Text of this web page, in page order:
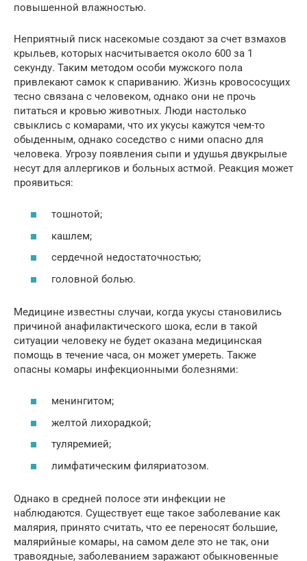
повышенной влажностью.
Неприятный писк насекомые создают за счет взмахов
крыльев, которых насчитывается около 600 за 1
секунду. Таким методом особи мужского пола
привлекают самок к спариванию. Жизнь кровососущих
тесно связана с человеком, однако они не прочь
питаться и кровью животных. Люди настолько
свыклись с комарами, что их укусы кажутся чем-то
обыденным, однако соседство с ними опасно для
человека. Угрозу появления сыпи и удушья двукрылые
несут для аллергиков и больных астмой. Реакция может
проявиться:
тошнотой;
кашлем;
сердечной недостаточностью;
головной болью.
Медицине известны случаи, когда укусы становились
причиной анафилактического шока, если в такой
ситуации человеку не будет оказана медицинская
помощь в течение часа, он может умереть. Также
опасны комары инфекционными болезнями:
менингитом;
желтой лихорадкой;
туляремией;
лимфатическим филяриатозом.
Однако в средней полосе эти инфекции не
наблюдаются. Существует еще такое заболевание как
малярия, принято считать, что ее переносят большие,
малярийные комары, на самом деле это не так, они
травоядные, заболеванием заражают обыкновенные